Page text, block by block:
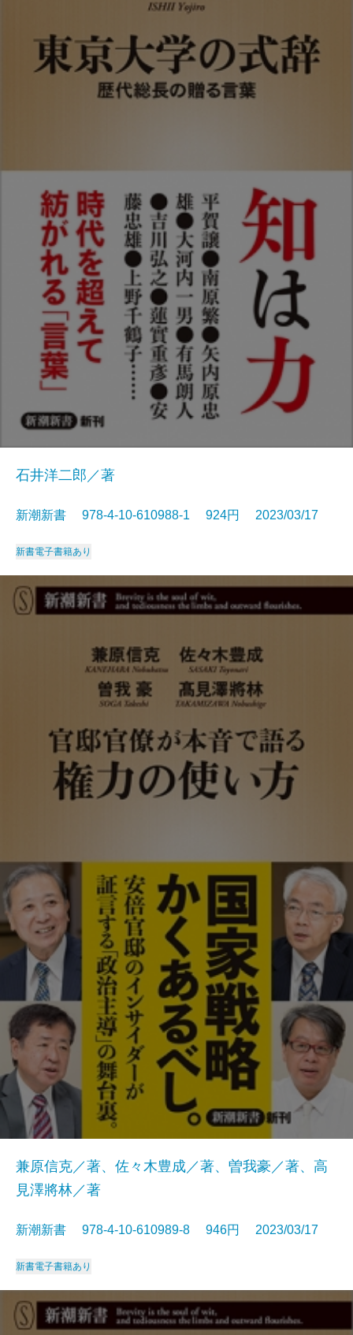
石井洋二郎／著
新潮新書 978-4-10-610988-1 924円 2023/03/17
新書電子書籍あり
兼原信克／著、佐々木豊成／著、曽我豪／著、高
見澤將林／著
新潮新書 978-4-10-610989-8 946円 2023/03/17
新書電子書籍あり